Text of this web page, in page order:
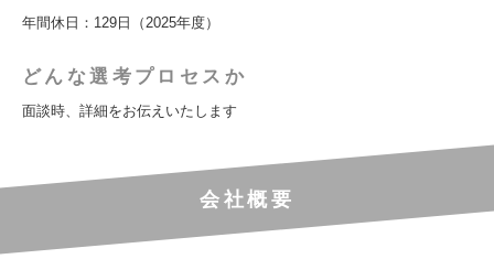
年間休日：129日（2025年度）
どんな選考プロセスか
面談時、詳細をお伝えいたします
会社概要